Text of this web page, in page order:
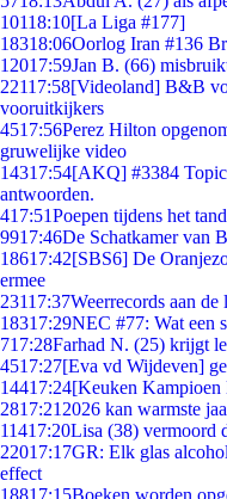
10118:10[La Liga #177]
18318:06Oorlog Iran #136
12017:59Jan B. (66)
22117:58[Videoland] B&B
vooruitkijkers
4517:56Perez Hilton
gruwelijke video
14317:54[AKQ] #3384 Topic
antwoorden.
417:51Poepen tijdens het
9917:46De Schatkamer van
18617:42[SBS6] De
ermee
23117:37Weerrecords aan de
18317:29NEC #77: Wat een
717:28Farhad N. (25) krijgt
4517:27[Eva vd Wijdeven]
14417:24[Keuken Kampioen
2817:21 2026 kan warmste
11417:20Lisa (38) vermoord
22017:17GR: Elk glas
effect
18817:15Boeken worden